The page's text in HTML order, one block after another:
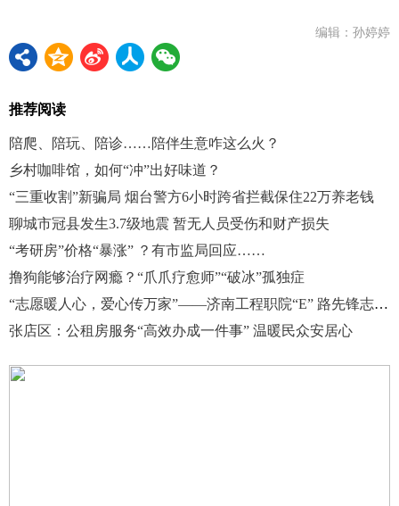
编辑：孙婷婷
推荐阅读
陪爬、陪玩、陪诊……陪伴生意咋这么火？
乡村咖啡馆，如何“冲”出好味道？
“三重收割”新骗局 烟台警方6小时跨省拦截保住22万养老钱
聊城市冠县发生3.7级地震 暂无人员受伤和财产损失
“考研房”价格“暴涨” ？有市监局回应……
撸狗能够治疗网瘾？“爪爪疗愈师”“破冰”孤独症
“志愿暖人心，爱心传万家”——济南工程职院“E” 路先锋志愿服务队举行公益募捐活动
张店区：公租房服务“高效办成一件事” 温暖民众安居心